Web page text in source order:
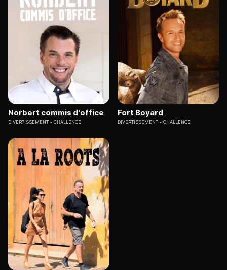
Norbert commis d'office
DIVERTISSEMENT CHALLENGE
Fort Boyard
DIVERTISSEMENT CHALLENGE